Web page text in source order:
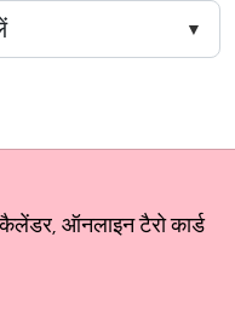
ऑनलाइन टैरो कार्ड